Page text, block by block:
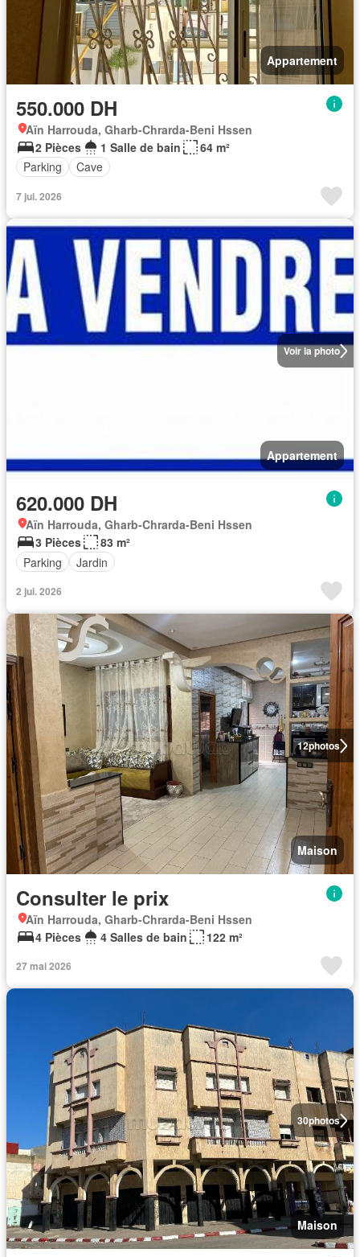
Appartement
550.000 DH
Aïn Harrouda, Gharb-Chrarda-Beni Hssen
2 Pièces
1 Salle de bain
64 m²
Parking
Cave
7 jui. 2026
Voir la photo
Appartement
620.000 DH
Aïn Harrouda, Gharb-Chrarda-Beni Hssen
3 Pièces
83 m²
Parking
Jardin
2 jui. 2026
12photos
Maison
Consulter le prix
Aïn Harrouda, Gharb-Chrarda-Beni Hssen
4 Pièces
4 Salles de bain 122 m²
27 mai 2026
30photos
Maison